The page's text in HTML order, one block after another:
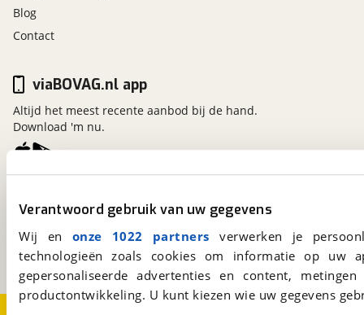
Verantwoord gebruik van uw gegevens
Wij en onze 1022 partners verwerken je
technologieën zoals cookies om informatie op
gepersonaliseerde advertenties en content,
productontwikkeling. U kunt kiezen wie uw gegevens
Blog
Contact
Kosterijland15
Een initiatief van
BOVAG
viaBOVAG.nl app
Altijd het meest recente aanbod bij de hand.
Download 'm nu.